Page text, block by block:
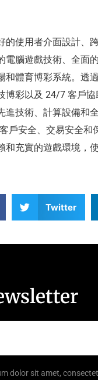
使用者介面設計、
腦遊戲技術、全面
體育博彩系統。透
博彩以及 24/7 客戶
進技術、計算設備和
戶安全、交易安全
和充實的遊戲環境，
Twitter
dolor sit amet,